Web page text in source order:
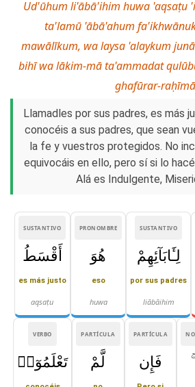
Ud'ūhum li'ābā'ihim huwa 'aqsaṭu
ta'lamū 'ābā'ahum
mawālīkum, wa laysa 'alaykum
bihī wa lākim-mā ta'ammadat
ghafūrar-
Llamadles por sus padres, es más
conocéis a sus padres, que sean
la fe y vuestros protegidos. No
equivocáis en ello, pero sí si lo
Alá es Indulgente,
SUSTANTIVO
لِـَٔابَآئِهِمْ
por sus padres
liābāihim
PRONOMBRE
هُوَ
eso
huwa
SUSTANTIVO
أَقْسَطُ
es más justo
aqsaṭu
PARTÍCULA
فَإِن
PARTÍCULA
لَّمْ
VERBO
تَعْلَمُوٓا۟